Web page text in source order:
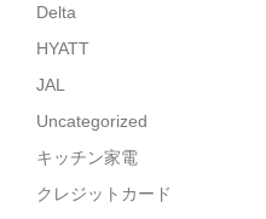
Delta
HYATT
JAL
Uncategorized
キッチン家電
クレジットカード